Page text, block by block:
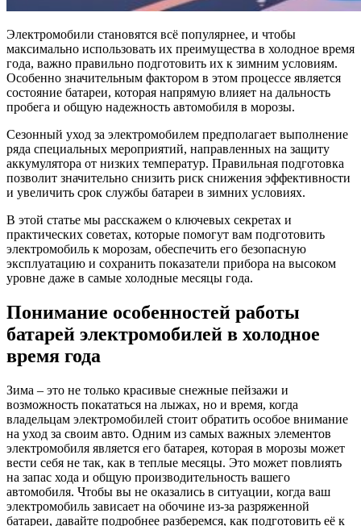
Электромобили становятся всё популярнее, и чтобы
максимально использовать их преимущества в холодное время
года, важно правильно подготовить их к зимним условиям.
Особенно значительным фактором в этом процессе является
состояние батареи, которая напрямую влияет на дальность
пробега и общую надежность автомобиля в морозы.
Сезонный уход за электромобилем предполагает выполнение
ряда специальных мероприятий, направленных на защиту
аккумулятора от низких температур. Правильная подготовка
позволит значительно снизить риск снижения эффективности
и увеличить срок службы батареи в зимних условиях.
В этой статье мы расскажем о ключевых секретах и
практических советах, которые помогут вам подготовить
электромобиль к морозам, обеспечить его безопасную
эксплуатацию и сохранить показатели прибора на высоком
уровне даже в самые холодные месяцы года.
Понимание особенностей работы
батарей электромобилей в холодное
время года
Зима – это не только красивые снежные пейзажи и
возможность покататься на лыжах, но и время, когда
владельцам электромобилей стоит обратить особое внимание
на уход за своим авто. Одним из самых важных элементов
электромобиля является его батарея, которая в морозы может
вести себя не так, как в теплые месяцы. Это может повлиять
на запас хода и общую производительность вашего
автомобиля. Чтобы вы не оказались в ситуации, когда ваш
электромобиль зависает на обочине из-за разряженной
батареи, давайте подробнее разберемся, как подготовить её к